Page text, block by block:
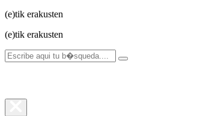
(e)tik erakusten
(e)tik erakusten